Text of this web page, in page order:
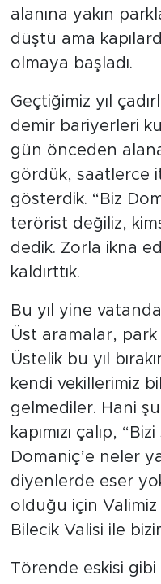
alanına yakın
düştü ama
olmaya başladı.
Geçtiğimiz yıl
demir bariyerleri
gün önceden
gördük, saatlerce
gösterdik. “Biz
terörist değiliz,
dedik. Zorla ikna
kaldırttık.
Bu yıl yine
Üst aramalar,
Üstelik bu yıl
kendi vekillerimiz
gelmediler. Hani
kapımızı çalıp,
Domaniç’e neler
diyenlerde eser
olduğu için Valimiz
Bilecik Valisi ile
Törende eskisi